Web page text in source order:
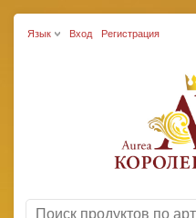
Язык Вход Регистрация